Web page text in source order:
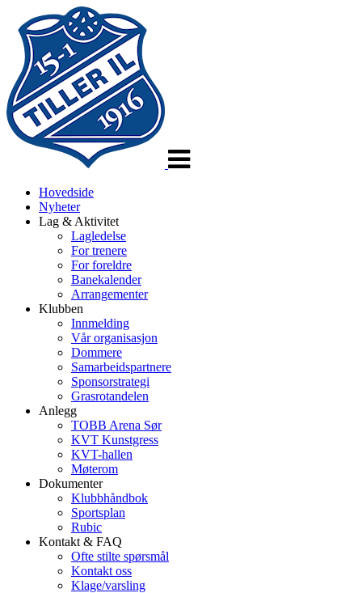
Hovedside
Nyheter
Lag & Aktivitet
Lagledelse
For trenere
For foreldre
Banekalender
Arrangementer
Klubben
Innmelding
Vår organisasjon
Dommere
Samarbeidspartnere
Sponsorstrategi
Grasrotandelen
Anlegg
TOBB Arena Sør
KVT Kunstgress
KVT-hallen
Møterom
Dokumenter
Klubbhåndbok
Sportsplan
Rubic
Kontakt & FAQ
Ofte stilte spørsmål
Kontakt oss
Klage/varsling